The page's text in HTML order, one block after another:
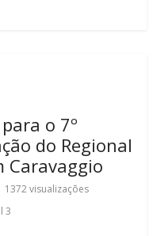
o 7º
do Regional
Caravaggio
1372 visualizações
3